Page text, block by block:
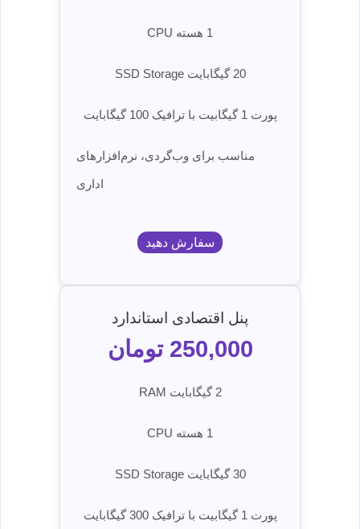
1 هسته CPU
20 گیگابایت SSD Storage
پورت 1 گیگابیت با ترافیک 100 گیگابایت
مناسب برای وب‌گردی، نرم‌افزارهای
اداری
سفارش دهید
پنل اقتصادی استاندارد
250,000 تومان
2 گیگابایت RAM
1 هسته CPU
30 گیگابایت SSD Storage
پورت 1 گیگابیت با ترافیک 300 گیگابایت